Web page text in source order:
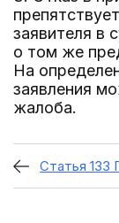
заявителя в
о том же
На
заявления
жалоба.
Статья 133